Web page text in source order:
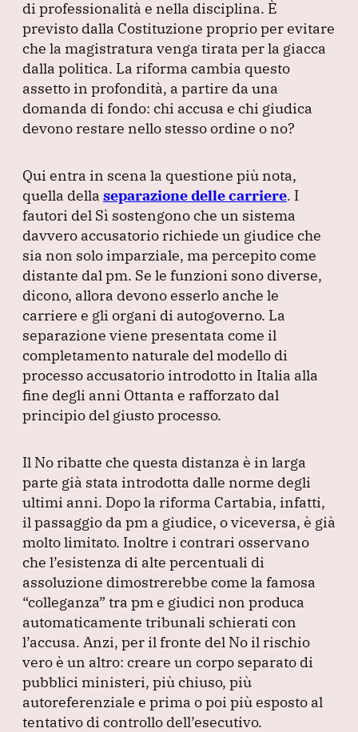
di professionalità e nella disciplina. È
previsto dalla Costituzione proprio per evitare
che la magistratura venga tirata per la giacca
dalla politica. La riforma cambia questo
assetto in profondità, a partire da una
domanda di fondo: chi accusa e chi giudica
devono restare nello stesso ordine o no?
Qui entra in scena la questione più nota,
quella della separazione delle carriere. I
fautori del Sì sostengono che un sistema
davvero accusatorio richiede un giudice che
sia non solo imparziale, ma percepito come
distante dal pm. Se le funzioni sono diverse,
dicono, allora devono esserlo anche le
carriere e gli organi di autogoverno. La
separazione viene presentata come il
completamento naturale del modello di
processo accusatorio introdotto in Italia alla
fine degli anni Ottanta e rafforzato dal
principio del giusto processo.
Il No ribatte che questa distanza è in larga
parte già stata introdotta dalle norme degli
ultimi anni. Dopo la riforma Cartabia, infatti,
il passaggio da pm a giudice, o viceversa, è già
molto limitato. Inoltre i contrari osservano
che l’esistenza di alte percentuali di
assoluzione dimostrerebbe come la famosa
“colleganza” tra pm e giudici non produca
automaticamente tribunali schierati con
l’accusa. Anzi, per il fronte del No il rischio
vero è un altro: creare un corpo separato di
pubblici ministeri, più chiuso, più
autoreferenziale e prima o poi più esposto al
tentativo di controllo dell’esecutivo.